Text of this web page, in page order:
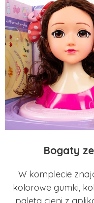
Bogaty
W komplecie
kolorowe gumki,